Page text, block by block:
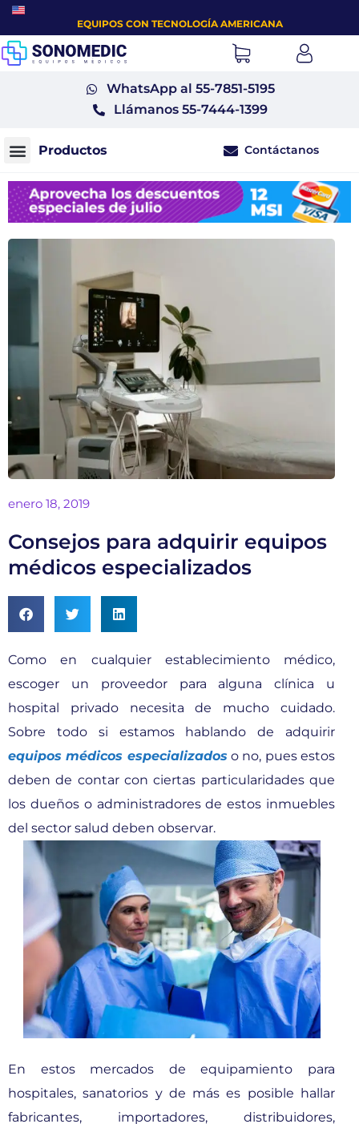
EQUIPOS CON TECNOLOGÍA AMERICANA
WhatsApp al 55-7851-5195
Llámanos 55-7444-1399
Contáctanos
enero 18, 2019
Consejos para adquirir equipos
médicos especializados
Como en cualquier establecimiento médico,
escoger un proveedor para alguna clínica u
hospital privado necesita de mucho cuidado.
Sobre todo si estamos hablando de adquirir
equipos médicos especializadoso no, pues estos
deben de contar con ciertas particularidades que
los dueños o administradores de estos inmuebles
del sector salud deben observar.
En estos mercados de equipamiento para
hospitales, sanatorios y de más es posible hallar
fabricantes, importadores, distribuidores,